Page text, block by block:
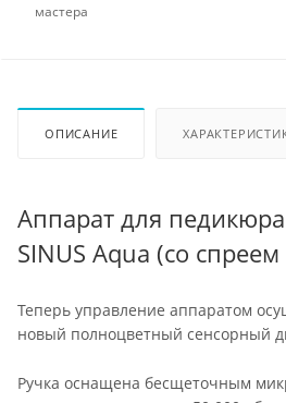
мастера
ОПИСАНИЕ
Аппарат для педикюра
SINUS Aqua (со
Теперь управление аппаратом
новый полноцветный сенсорный
Ручка оснащена бесщеточным